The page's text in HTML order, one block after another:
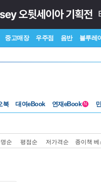
중고매장 우주점 음반 블루레이
북 대여eBook 연재eBook N
순 평점순 저가격순 종이책